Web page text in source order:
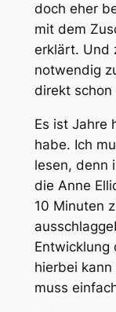
doch eher
mit dem
erklärt. Und
notwendig
direkt schon
Es ist Jahre
habe. Ich
lesen, denn
die Anne
10 Minuten
Entwicklung
hierbei
muss